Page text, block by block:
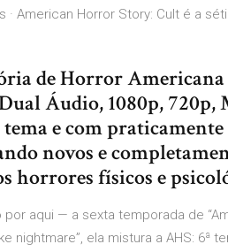
American Horror Story: Cult é a
de Horror Americana
Áudio, 1080p, 720p,
e com praticamente
novos e
horrores físicos e
aqui — a sexta temporada de
nightmare”, ela mistura a AHS: 6ª